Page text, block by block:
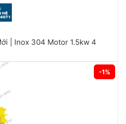
| Inox 304 Motor 1.5kw 4
-1%